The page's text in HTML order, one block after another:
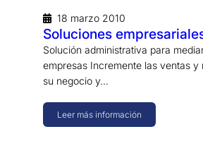
18 marzo 2010
Soluciones
Solución administrativa para
empresas Incremente las ventas y
su negocio y…
Leer más información